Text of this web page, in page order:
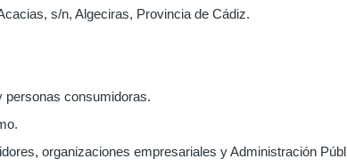
s/n, Algeciras, Provincia de Cádiz.
personas consumidoras.
organizaciones empresariales y Administración